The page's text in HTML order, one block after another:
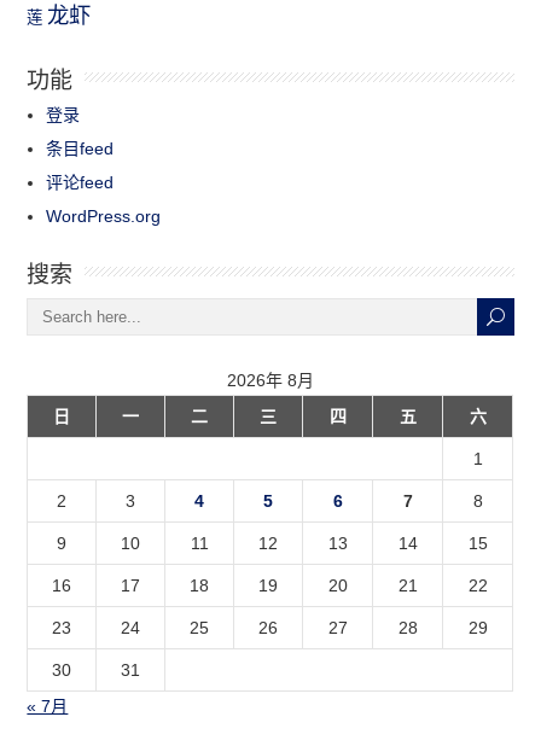
莲 龙虾
功能
登录
条目feed
评论feed
WordPress.org
搜索
2026年 8月
日
一 二 三 四 五 六
1
2 3 4 5 6 7 8
9 10 11 12 13 14 15
16 17 18 19 20 21 22
23 24 25 26 27 28 29
30
31
« 7月